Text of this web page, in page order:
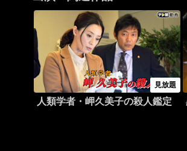
見放題
人類学者・岬久美子の殺人鑑定